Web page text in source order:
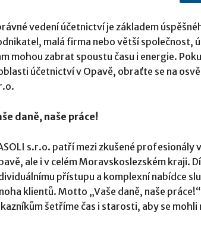
vedení účetnictví je základem
malá firma nebo větší společnost,
mohou zabrat spoustu času i energie.
účetnictví v Opavě, obraťte se na
daně, naše práce!
s.r.o. patří mezi zkušené profesionály
ale i v celém Moravskoslezském kraji.
přístupu a komplexní nabídce
klientů. Motto „Vaše daně, naše
šetříme čas i starosti, aby se